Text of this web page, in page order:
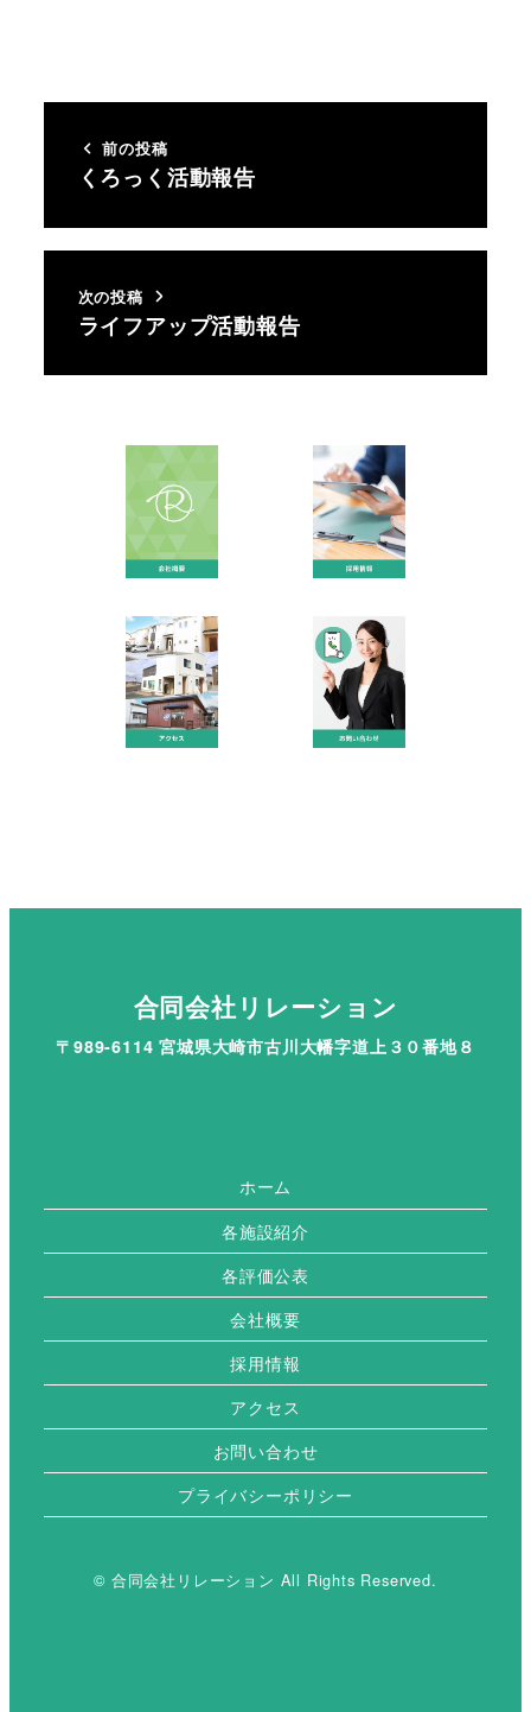
前の投稿
くろっく活動報告
次の投稿
ライフアップ活動報告
合同会社リレーション
〒989-6114 宮城県大崎市古川大幡字道上３０番地８
ホーム
各施設紹介
各評価公表
会社概要
採用情報
アクセス
お問い合わせ
プライバシーポリシー
© 合同会社リレーション All Rights Reserved.